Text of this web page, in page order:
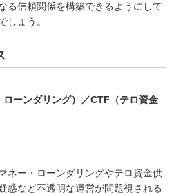
る信頼関係を構築できるようにして
しょう。
ーンダリング）／CTF（テロ資金
ネー・ローンダリングやテロ資金供
惑など不透明な運営が問題視される